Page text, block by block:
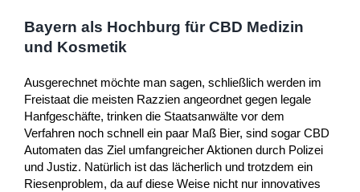
Bayern als Hochburg für CBD Medizin
und Kosmetik
Ausgerechnet möchte man sagen, schließlich werden im
Freistaat die meisten Razzien angeordnet gegen legale
Hanfgeschäfte, trinken die Staatsanwälte vor dem
Verfahren noch schnell ein paar Maß Bier, sind sogar CBD
Automaten das Ziel umfangreicher Aktionen durch Polizei
und Justiz. Natürlich ist das lächerlich und trotzdem ein
Riesenproblem, da auf diese Weise nicht nur innovatives